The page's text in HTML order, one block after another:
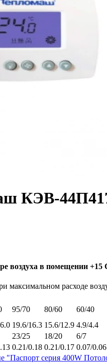
КЭВ-
воздуха в помещении +15
максимальном расходе
95/70 80/60
60/40
19.6/16.3 15.6/12.9 4.9/4.4
23/25 18/20
6/7
0.21/0.18 0.21/0.17 0.07/0.06
"Паспорт серия 400W